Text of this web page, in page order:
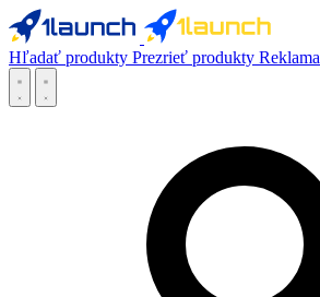
Hľadať produkty Prezrieť produkty Reklama